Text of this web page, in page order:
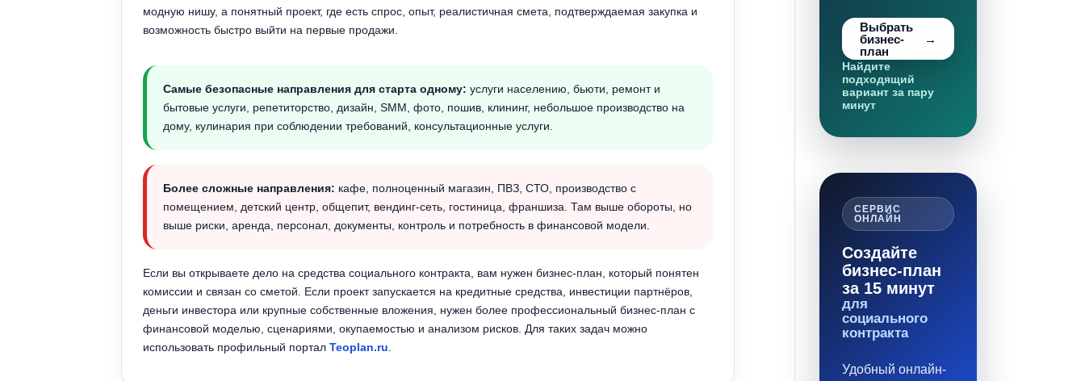
модную нишу, а понятный проект, где есть спрос, опыт, реалистичная смета, подтверждаемая закупка и
возможность быстро выйти на первые продажи.
Самые безопасные направления для старта одному: услуги населению, бьюти, ремонт и
бытовые услуги, репетиторство, дизайн, SMM, фото, пошив, клининг, небольшое производство на
дому, кулинария при соблюдении требований, консультационные услуги.
Более сложные направления: кафе, полноценный магазин, ПВЗ, СТО, производство с
помещением, детский центр, общепит, вендинг-сеть, гостиница, франшиза. Там выше обороты, но
выше риски, аренда, персонал, документы, контроль и потребность в финансовой модели.
Если вы открываете дело на средства социального контракта, вам нужен бизнес-план, который понятен
комиссии и связан со сметой. Если проект запускается на кредитные средства, инвестиции партнёров,
деньги инвестора или крупные собственные вложения, нужен более профессиональный бизнес-план с
финансовой моделью, сценариями, окупаемостью и анализом рисков. Для таких задач можно
использовать профильный порталTeoplan.ru
Выбрать
бизнес-
план
Найдите
подходящий
вариант за пару
минут
СЕРВИС
ОНЛАЙН
Создайте
бизнес-план
за 15 минут
для
социального
контракта
Удобный онлайн-